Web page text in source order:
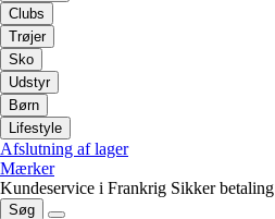
Clubs
Trøjer
Sko
Udstyr
Børn
Lifestyle
Afslutning af lager
Mærker
Kundeservice i Frankrig Sikker betaling
Søg